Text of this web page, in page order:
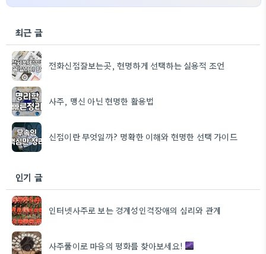
최근 글
전화신점잘보는곳, 현명하게 선택하는 실용적 조언
사주, 맹신 아닌 현명한 활용법
신점이란 무엇일까? 명확한 이해와 현명한 선택 가이드
인기 글
인터넷사주로 보는 경계성인격장애의 심리와 관계
사주풀이로 마음의 평화를 찾아보세요!